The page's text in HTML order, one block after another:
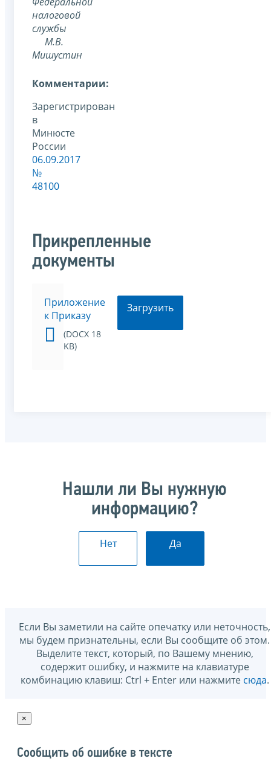
налоговой
службы
М.В.
Мишустин
Комментарии:
Зарегистрирован
в
Минюсте
России
06.09.2017
№
48100
Прикрепленные
документы
Приложение
к Приказу
(DOCX 18
KB)
Загрузить
Нашли ли Вы нужную
информацию?
Нет Да
Если Вы заметили на сайте опечатку или неточность,
мы будем признательны, если Вы сообщите об этом.
Выделите текст, который, по Вашему мнению,
содержит ошибку, и нажмите на клавиатуре
комбинацию клавиш: Ctrl + Enter или нажмите сюда.
×
Сообщить об ошибке в тексте